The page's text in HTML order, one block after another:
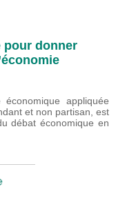
pour donner
appliquée
et non partisan, est
débat économique en